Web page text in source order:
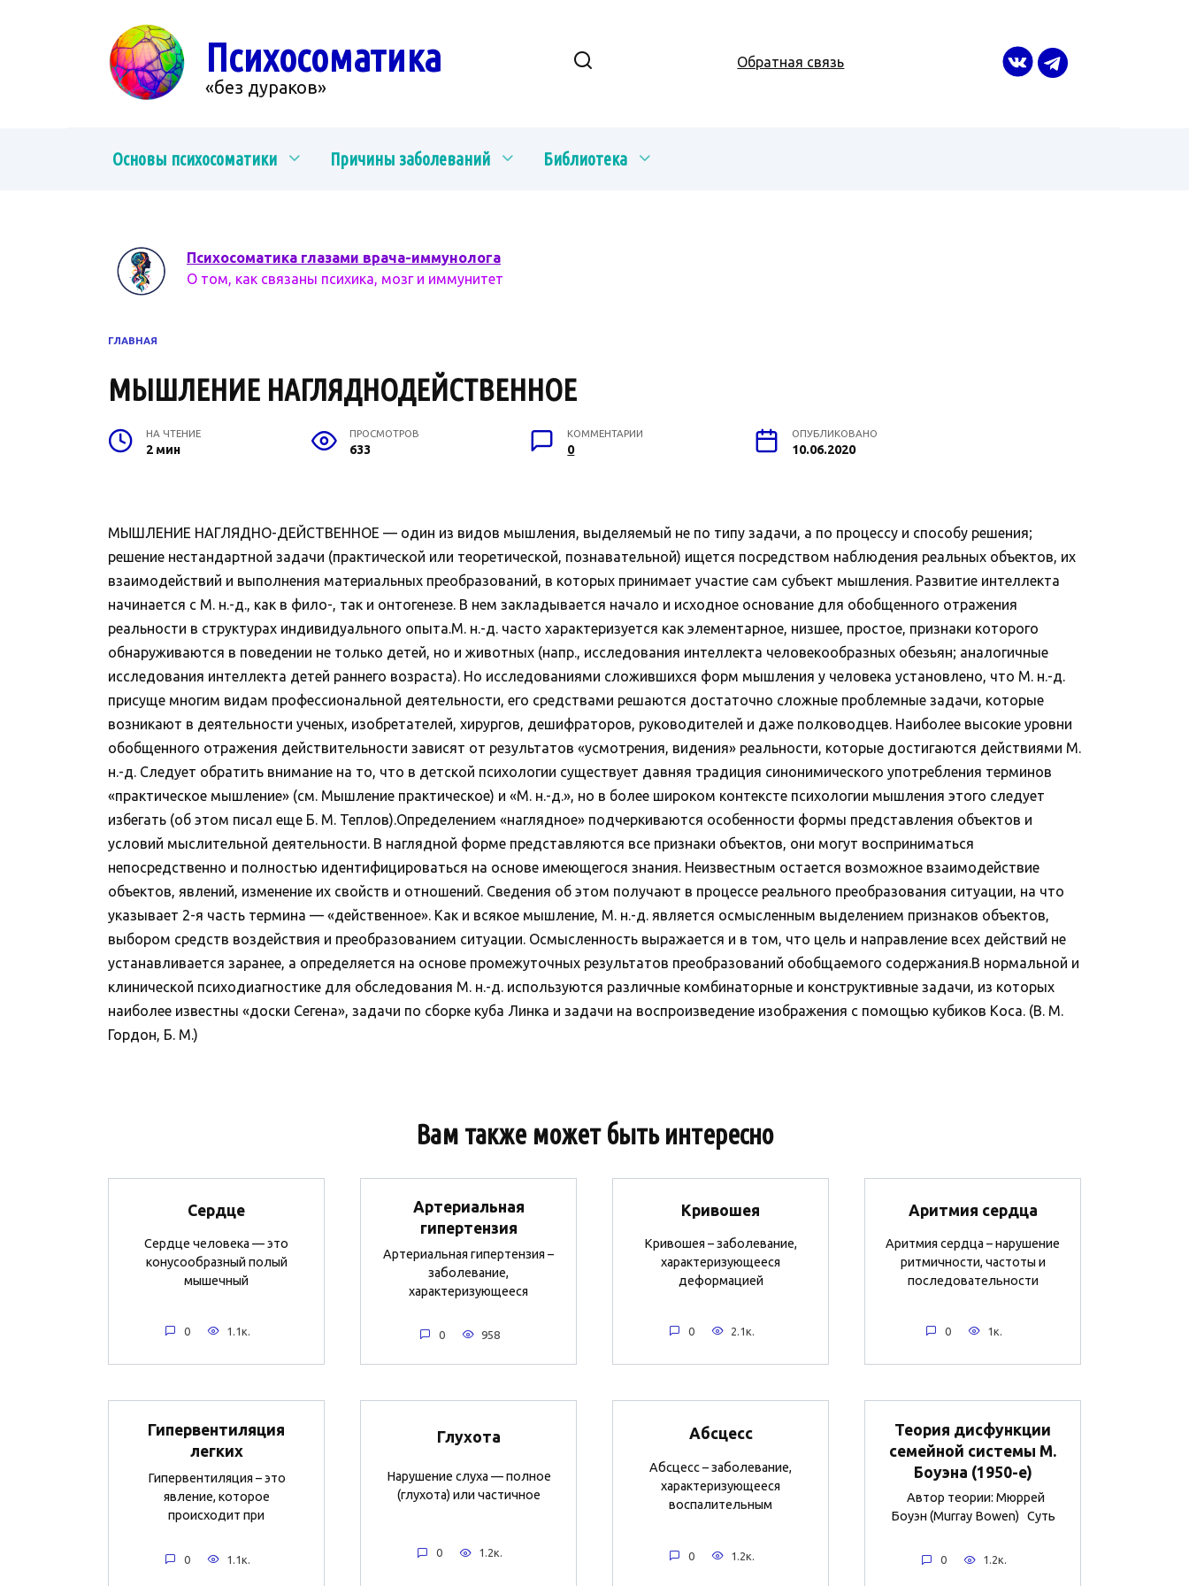
Психосоматика
«без дураков»
Обратная связь
Основы психосоматики Причины заболеваний Библиотека
Психосоматика глазами врача-иммунолога
О том, как связаны психика, мозг и иммунитет
ГЛАВНАЯ
МЫШЛЕНИЕ НАГЛЯДНОДЕЙСТВЕННОЕ
НА ЧТЕНИЕ
2 мин
ПРОСМОТРОВ
633
КОММЕНТАРИИ
0
ОПУБЛИКОВАНО
10.06.2020
МЫШЛЕНИЕ НАГЛЯДНО-ДЕЙСТВЕННОЕ — один из видов мышления, выделяемый не по типу задачи, а по процессу и способу решения;
решение нестандартной задачи (практической или теоретической, познавательной) ищется посредством наблюдения реальных объектов, их
взаимодействий и выполнения материальных преобразований, в которых принимает участие сам субъект мышления. Развитие интеллекта
начинается с М. н.-д., как в фило-, так и онтогенезе. В нем закладывается начало и исходное основание для обобщенного отражения
реальности в структурах индивидуального опыта.М. н.-д. часто характеризуется как элементарное, низшее, простое, признаки которого
обнаруживаются в поведении не только детей, но и животных (напр., исследования интеллекта человекообразных обезьян; аналогичные
исследования интеллекта детей раннего возраста). Но исследованиями сложившихся форм мышления у человека установлено, что М. н.-д.
присуще многим видам профессиональной деятельности, его средствами решаются достаточно сложные проблемные задачи, которые
возникают в деятельности ученых, изобретателей, хирургов, дешифраторов, руководителей и даже полководцев. Наиболее высокие уровни
обобщенного отражения действительности зависят от результатов «усмотрения, видения» реальности, которые достигаются действиями М.
н.-д. Следует обратить внимание на то, что в детской психологии существует давняя традиция синонимического употребления терминов
«практическое мышление» (см. Мышление практическое) и «М. н.-д.», но в более широком контексте психологии мышления этого следует
избегать (об этом писал еще Б. М. Теплов).Определением «наглядное» подчеркиваются особенности формы представления объектов и
условий мыслительной деятельности. В наглядной форме представляются все признаки объектов, они могут восприниматься
непосредственно и полностью идентифицироваться на основе имеющегося знания. Неизвестным остается возможное взаимодействие
объектов, явлений, изменение их свойств и отношений. Сведения об этом получают в процессе реального преобразования ситуации, на что
указывает 2-я часть термина — «действенное». Как и всякое мышление, М. н.-д. является осмысленным выделением признаков объектов,
выбором средств воздействия и преобразованием ситуации. Осмысленность выражается и в том, что цель и направление всех действий не
устанавливается заранее, а определяется на основе промежуточных результатов преобразований обобщаемого содержания.В нормальной и
клинической психодиагностике для обследования М. н.-д. используются различные комбинаторные и конструктивные задачи, из которых
наиболее известны «доски Сегена», задачи по сборке куба Линка и задачи на воспроизведение изображения с помощью кубиков Коса. (В. М.
Гордон, Б. М.)
Вам также может быть интересно
Сердце
Сердце человека — это
конусообразный полый
мышечный
0 1.1к.
Артериальная
гипертензия
Артериальная гипертензия –
заболевание,
характеризующееся
0 958
Кривошея
Кривошея – заболевание,
характеризующееся
деформацией
0 2.1к.
Аритмия сердца
Аритмия сердца – нарушение
ритмичности, частоты и
последовательности
0 1к.
Гипервентиляция
легких
Гипервентиляция – это
явление, которое
происходит при
0 1.1к.
Глухота
Нарушение слуха — полное
(глухота) или частичное
0 1.2к.
Абсцесс
Абсцесс – заболевание,
характеризующееся
воспалительным
0 1.2к.
Теория дисфункции
семейной системы М.
Боуэна (1950-е)
Автор теории: Мюррей
Боуэн (Murray Bowen) Суть
0 1.2к.